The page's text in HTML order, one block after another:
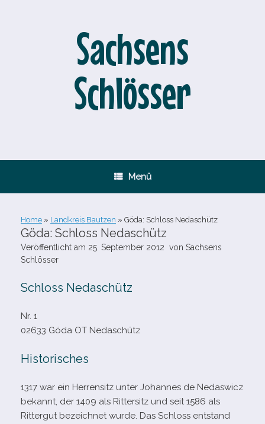
Sachsens
Schlösser
Menü
Home » Landkreis Bautzen » Göda: Schloss Nedaschütz
Göda: Schloss Nedaschütz
Veröffentlicht am 25. September 2012 von Sachsens
Schlösser
Schloss Nedaschütz
Nr. 1
02633 Göda OT Nedaschütz
Historisches
1317 war ein Herrensitz unter Johannes de Nedaswicz
bekannt, der 1409 als Rittersitz und seit 1586 als
Rittergut bezeich­net wurde. Das Schloss ent­stand